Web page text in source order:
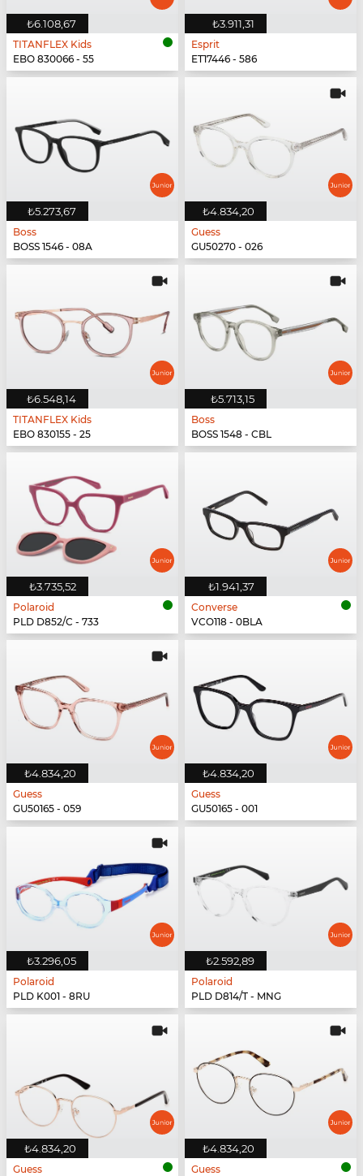
₺6.108,67
TITANFLEX Kids
EBO 830066 - 55
₺3.911,31
Esprit
ET17446 - 586
₺5.273,67
Boss
BOSS 1546 - 08A
₺4.834,20
Guess
GU50270 - 026
₺6.548,14
TITANFLEX Kids
EBO 830155 - 25
₺5.713,15
Boss
BOSS 1548 - CBL
₺3.735,52
Polaroid
PLD D852/C - 733
₺1.941,37
Converse
VCO118 - 0BLA
₺4.834,20
Guess
GU50165 - 059
₺4.834,20
Guess
GU50165 - 001
₺3.296,05
Polaroid
PLD K001 - 8RU
₺2.592,89
Polaroid
PLD D814/T - MNG
₺4.834,20
Guess
₺4.834,20
Guess